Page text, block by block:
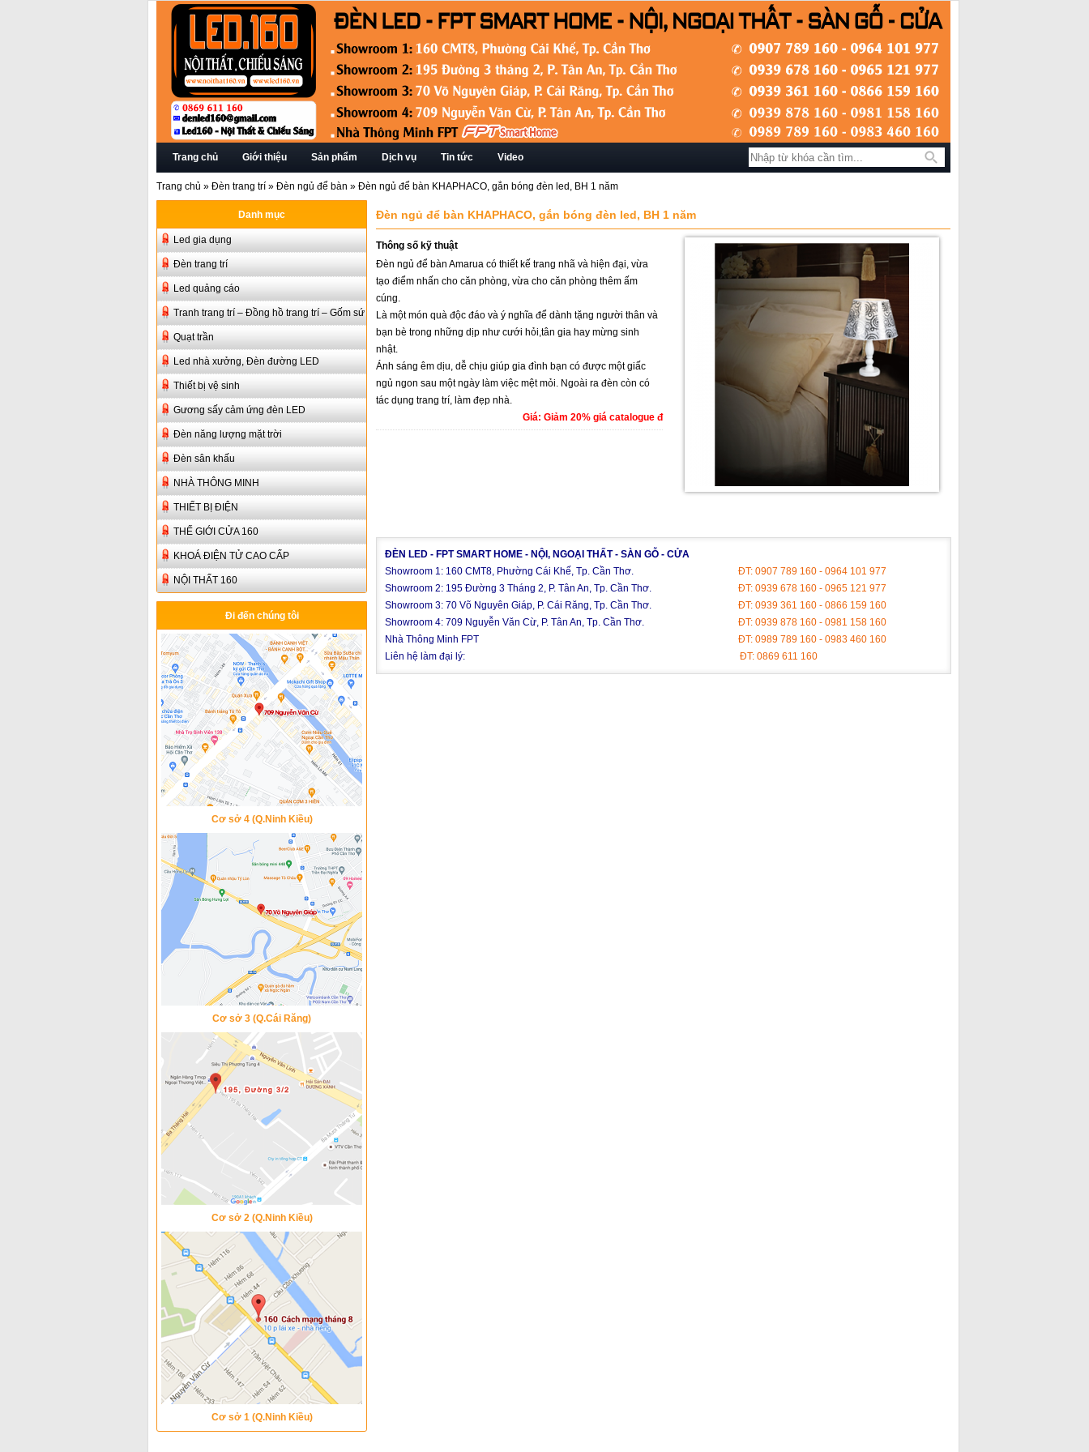
Trang chủ Giới thiệu Sản phẩm Dịch vụ Tin tức Video Tìm kiếm
Trang chủ » Đèn trang trí » Đèn ngủ để bàn » Đèn ngủ để bàn KHAPHACO, gắn bóng đèn led, BH 1 năm
Danh mục
Led gia dụng
Đèn trang trí
Led quảng cáo
Tranh trang trí – Đồng hồ trang trí – Gốm sứ
Quạt trần
Led nhà xưởng, Đèn đường LED
Thiết bị vệ sinh
Gương sấy cảm ứng đèn LED
Đèn năng lượng mặt trời
Đèn sân khấu
NHÀ THÔNG MINH
THIẾT BỊ ĐIỆN
THẾ GIỚI CỬA 160
KHOÁ ĐIỆN TỬ CAO CẤP
NỘI THẤT 160
Đi đến chúng tôi
Cơ sở 4 (Q.Ninh Kiều)
Cơ sở 3 (Q.Cái Răng)
Cơ sở 2 (Q.Ninh Kiều)
Cơ sở 1 (Q.Ninh Kiều)
Đèn ngủ để bàn KHAPHACO, gắn bóng đèn led, BH 1 năm
Thông số kỹ thuật
Đèn ngủ để bàn Amarua có thiết kế trang nhã và hiện đại, vừa
tạo điểm nhấn cho căn phòng, vừa cho căn phòng thêm ấm
cúng.
Là một món quà độc đáo và ý nghĩa để dành tặng người thân và
bạn bè trong những dịp như cưới hỏi,tân gia hay mừng sinh
nhật.
Ánh sáng êm dịu, dễ chịu giúp gia đình bạn có được một giấc
ngủ ngon sau một ngày làm việc mệt mỏi. Ngoài ra đèn còn có
tác dụng trang trí, làm đẹp nhà.
Giá: Giảm 20% giá catalogue đ
ĐÈN LED - FPT SMART HOME - NỘI, NGOẠI THẤT - SÀN GỖ - CỬA
Showroom 1: 160 CMT8, Phường Cái Khế, Tp. Cần Thơ.
ĐT: 0907 789 160 - 0964 101 977
Showroom 2: 195 Đường 3 Tháng 2, P. Tân An, Tp. Cần Thơ.
ĐT: 0939 678 160 - 0965 121 977
Showroom 3: 70 Võ Nguyên Giáp, P. Cái Răng, Tp. Cần Thơ.
ĐT: 0939 361 160 - 0866 159 160
Showroom 4: 709 Nguyễn Văn Cừ, P. Tân An, Tp. Cần Thơ.
ĐT: 0939 878 160 - 0981 158 160
Nhà Thông Minh FPT
ĐT: 0989 789 160 - 0983 460 160
Liên hệ làm đại lý:
ĐT: 0869 611 160